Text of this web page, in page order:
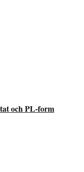
och PL-form